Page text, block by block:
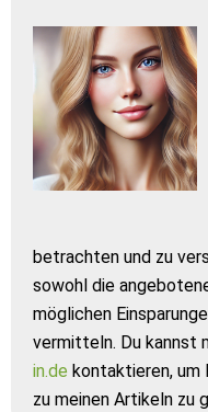
betrachten und zu
sowohl die
möglichen
vermitteln. Du kannst
in.de kontaktieren, um
zu meinen Artikeln zu